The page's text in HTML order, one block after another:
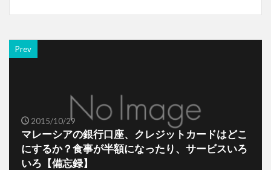
Prev
2015/10/29
マレーシアの銀行口座、クレジットカードはどこ
にするか？食事が半額になったり、サービスいろ
いろ【備忘録】